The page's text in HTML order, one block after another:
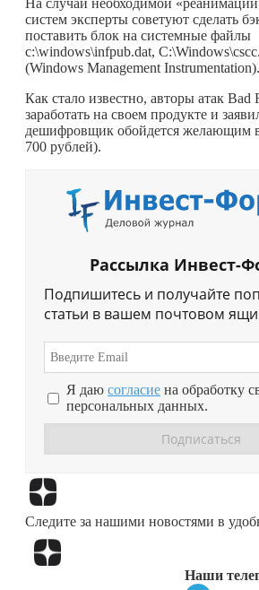
систем эксперты советуют сделать
поставить блок на системные файлы
c:\windows\infpub.dat,
(Windows Management Instrumentation).
Как стало известно, авторы атак
заработать на своем продукте и
дешифровщик обойдется желающим
700 рублей).
Рассылка Инвест-
Подпишитесь и получайте
статьи в вашем почтовом
Я даю согласие на обработку
персональных данных.
Следите за нашими новостями в
Наши